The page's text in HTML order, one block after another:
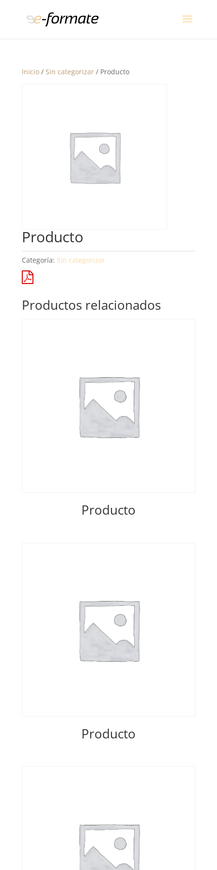
Inicio/ Sin categorizar/ Producto
Producto
Categoría: Sin categorizar
Productos relacionados
Producto
Producto